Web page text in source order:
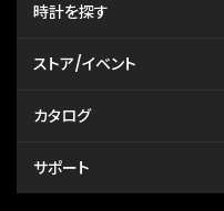
時計を探す
ストア/イベント
カタログ
サポート